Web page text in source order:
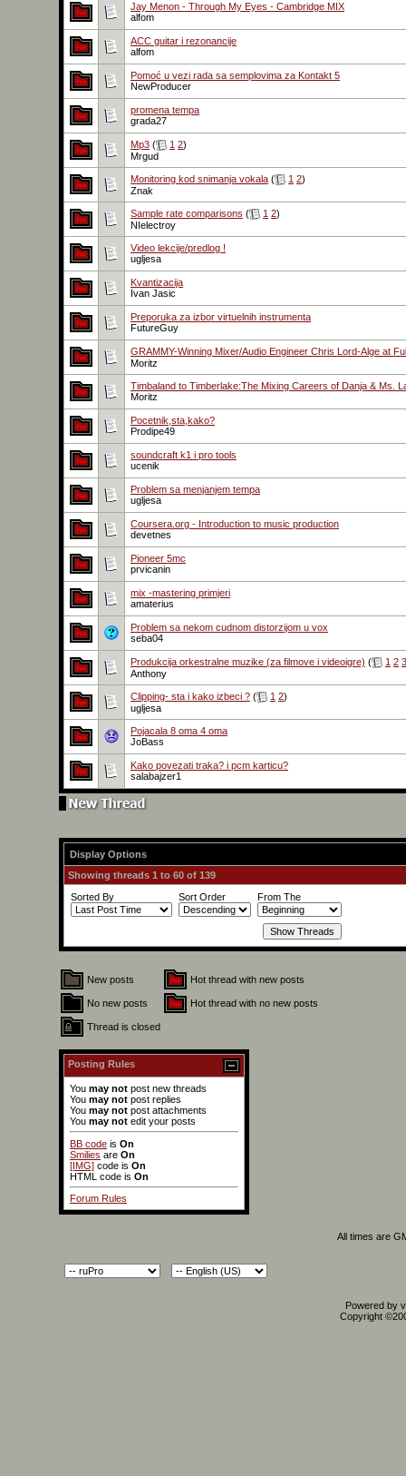
Jay Menon - Through My Eyes - Cambridge MIX
alfom
ACC guitar i rezonancije
alfom
Pomoć u vezi rada sa semplovima za Kontakt 5
NewProducer
promena tempa
grada27
Mp3 ( 1 2)
Mrgud
Monitoring kod snimanja vokala ( 1 2)
Znak
Sample rate comparisons ( 1 2)
NIelectroy
Video lekcije/predlog !
ugljesa
Kvantizacija
Ivan Jasic
Preporuka za izbor virtuelnih instrumenta
FutureGuy
GRAMMY-Winning Mixer/Audio Engineer Chris Lord-Alge at
Moritz
Timbaland to Timberlake:The Mixing Careers of Danja & Ms.
Moritz
Pocetnik,sta,kako?
Prodipe49
soundcraft k1 i pro tools
ucenik
Problem sa menjanjem tempa
ugljesa
Coursera.org - Introduction to music production
devetnes
Pioneer 5mc
prvicanin
mix -mastering primjeri
amaterius
Problem sa nekom cudnom distorzijom u vox
seba04
Produkcija orkestralne muzike (za filmove i videoigre) ( 1 2 3
Anthony
Clipping- sta i kako izbeci ? ( 1 2)
ugljesa
Pojacala 8 oma 4 oma
JoBass
Kako povezati traka? i pcm karticu?
salabajzer1
Display Options
Showing threads 1 to 60 of 139
Sorted By
Sort Order From The
New posts Hot thread with new posts
No new posts Hot thread with no new posts
Thread is closed
Posting Rules
You may not post new threads
You may not post replies
You may not post attachments
You may not edit your posts
BB code is On
Smilies are On
[IMG] code is On
HTML code is On
Forum Rules
All times are
Powered by
Copyright